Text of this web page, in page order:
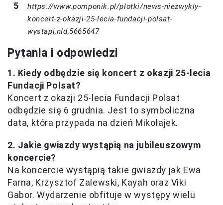
https://www.pomponik.pl/plotki/news-niezwykly-
koncert-z-okazji-25-lecia-fundacji-polsat-
wystapi,nId,5665647
Pytania i odpowiedzi
1. Kiedy odbędzie się koncert z okazji 25-lecia
Fundacji Polsat?
Koncert z okazji 25-lecia Fundacji Polsat
odbędzie się 6 grudnia. Jest to symboliczna
data, która przypada na dzień Mikołajek.
2. Jakie gwiazdy wystąpią na jubileuszowym
koncercie?
Na koncercie wystąpią takie gwiazdy jak Ewa
Farna, Krzysztof Zalewski, Kayah oraz Viki
Gabor. Wydarzenie obfituje w występy wielu